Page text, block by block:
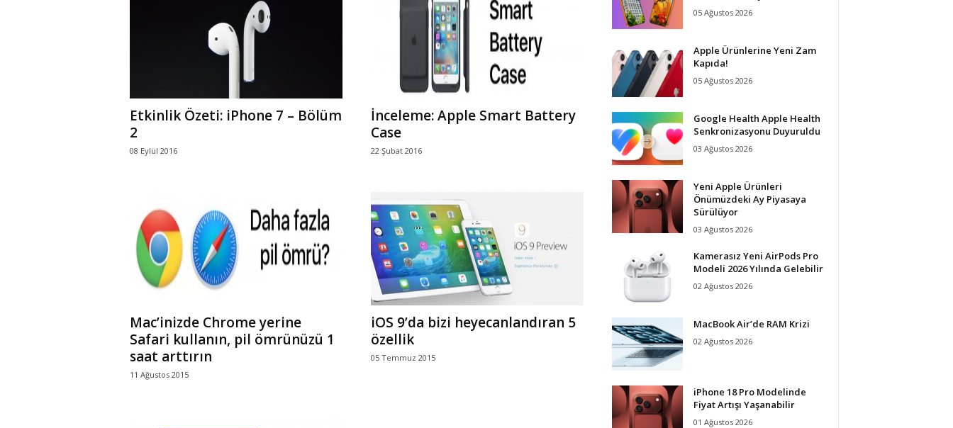
a
Etkinlik Özeti: iPhone 7 – Bölüm
2
08 Eylül 2016
İnceleme: Apple Smart Battery
Case
22 Şubat 2016
Mac’inizde Chrome yerine
Safari kullanın, pil ömrünüzü 1
saat arttırın
11 Ağustos 2015
iOS 9’da bizi heyecanlandıran 5
özellik
05 Temmuz 2015
05 Ağustos 2026
Apple Ürünlerine Yeni Zam
Kapıda!
05 Ağustos 2026
Google Health Apple Health
Senkronizasyonu Duyuruldu
03 Ağustos 2026
Yeni Apple Ürünleri
Önümüzdeki Ay Piyasaya
Sürülüyor
03 Ağustos 2026
Kamerasız Yeni AirPods Pro
Modeli 2026 Yılında Gelebilir
02 Ağustos 2026
MacBook Air’de RAM Krizi
02 Ağustos 2026
iPhone 18 Pro Modelinde
Fiyat Artışı Yaşanabilir
01 Ağustos 2026